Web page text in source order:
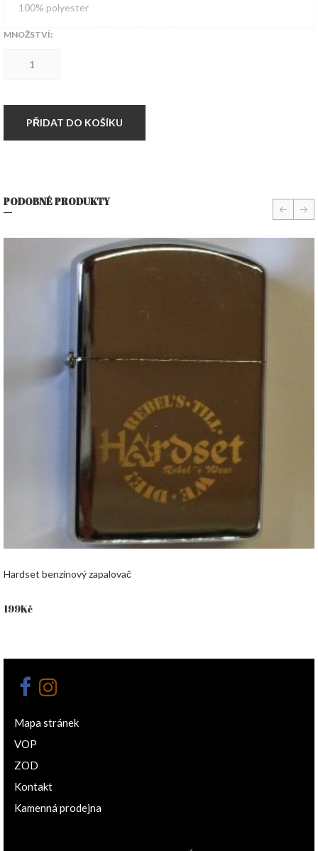
100% polyester
MNOŽSTVÍ:
PŘIDAT DO KOŠÍKU
PODOBNÉ PRODUKTY
Hardset benzínový zapalovač
199Kč
prev
Mapa stránek
VOP
ZOD
Kontakt
Kamenná prodejna